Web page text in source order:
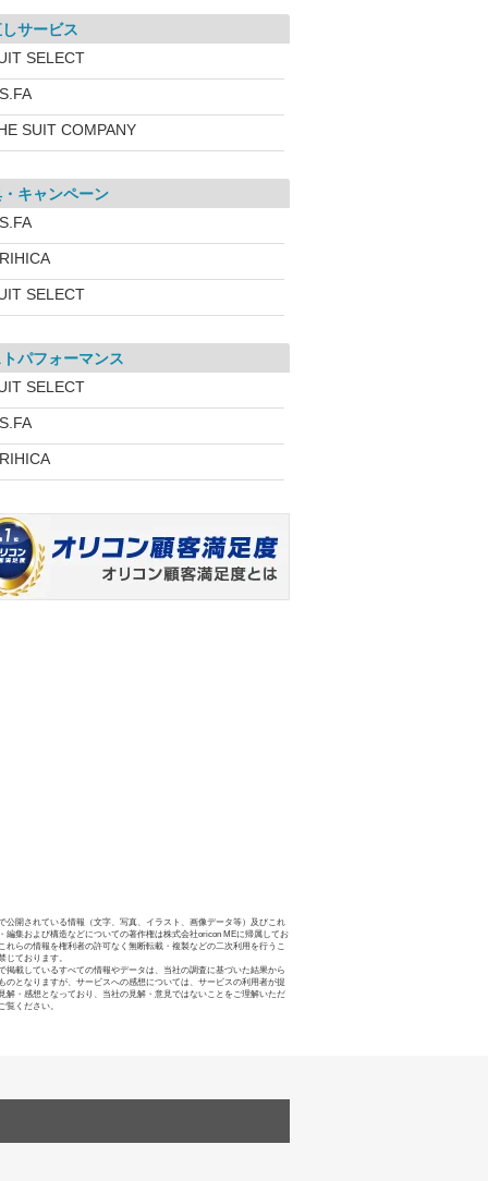
サービス
SELECT
SUIT COMPANY
キャンペーン
SELECT
パフォーマンス
SELECT
公開されている情報（文字、写真、イラスト、画像データ等）及びこれ
編集および構造などについての著作権は株式会社oricon MEに帰属してお
れらの情報を権利者の許可なく無断転載・複製などの二次利用を行うこ
じております。
掲載しているすべての情報やデータは、当社の調査に基づいた結果から
のとなりますが、サービスへの感想については、サービスの利用者が提
解・感想となっており、当社の見解・意見ではないことをご理解いただ
覧ください。